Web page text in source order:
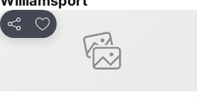
PartagerAjouter à mes favoris